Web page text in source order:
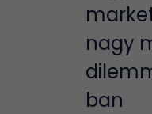
nagy
ban